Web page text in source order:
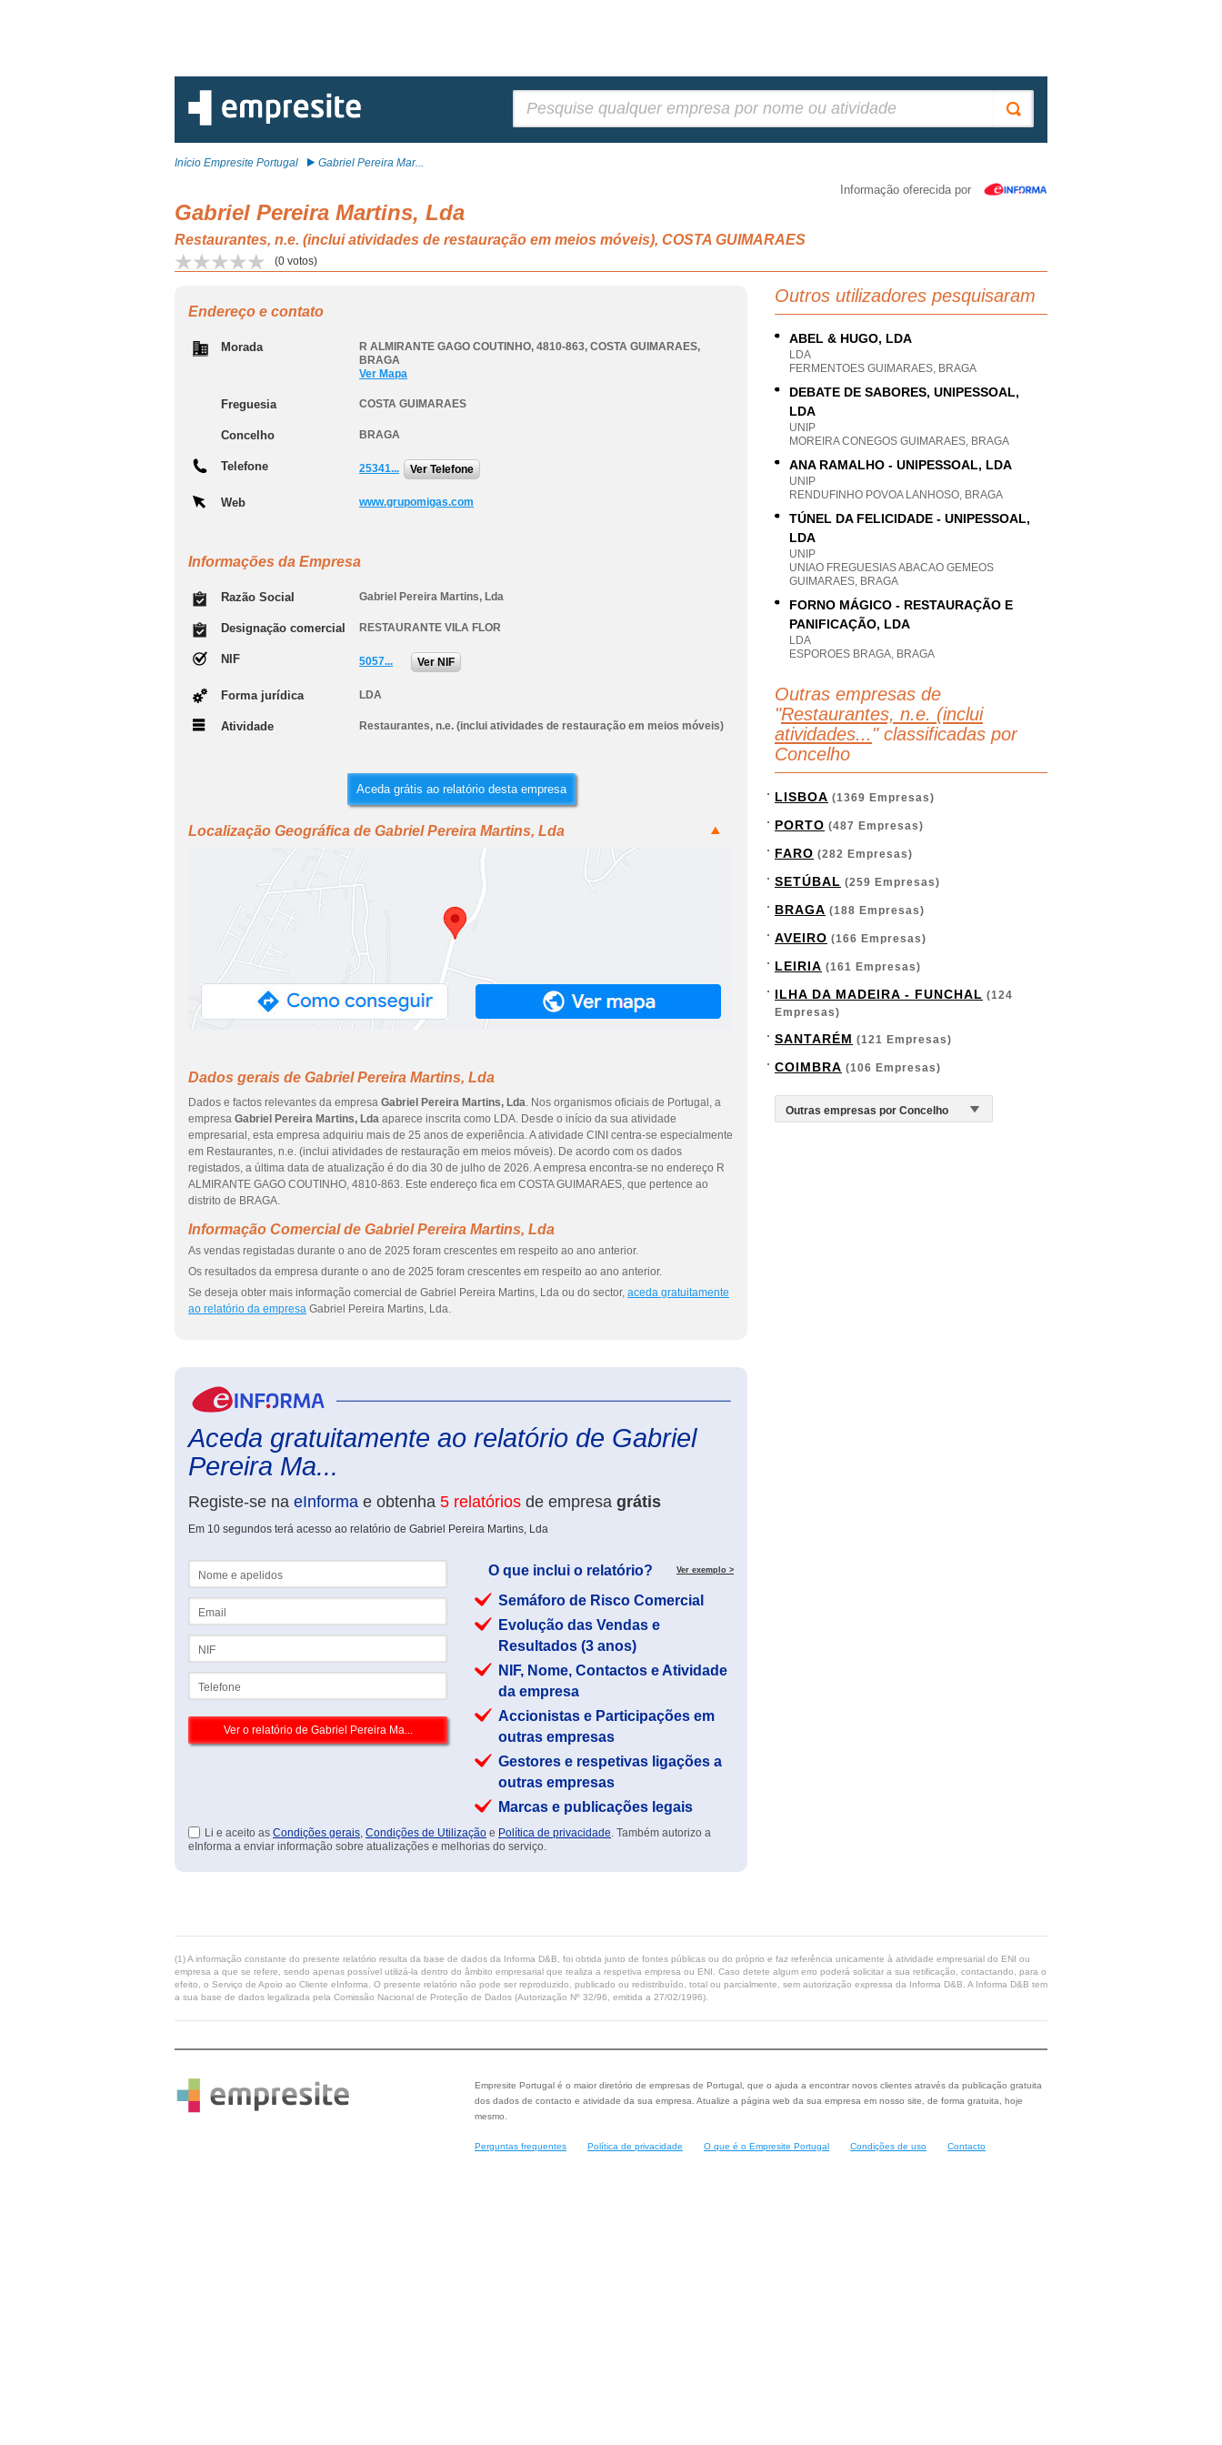
Início Empresite Portugal Gabriel Pereira Mar...
Informação oferecida por
Gabriel Pereira Martins, Lda
Restaurantes, n.e. (inclui atividades de restauração em meios móveis), COSTA GUIMARAES
(0 votos)
Endereço e contato
Morada R ALMIRANTE GAGO COUTINHO, 4810-863, COSTA GUIMARAES,
BRAGA
Ver Mapa
Freguesia COSTA GUIMARAES
Concelho BRAGA
Telefone 25341... Ver Telefone
Web www.grupomigas.com
Informações da Empresa
Razão Social Gabriel Pereira Martins, Lda
Designação comercial RESTAURANTE VILA FLOR
NIF 5057... Ver NIF
Forma jurídica LDA
Atividade Restaurantes, n.e. (inclui atividades de restauração em meios móveis)
Aceda grátis ao relatório desta empresa
Localização Geográfica de Gabriel Pereira Martins, Lda
Dados gerais de Gabriel Pereira Martins, Lda
Dados e factos relevantes da empresa Gabriel Pereira Martins, Lda. Nos organismos oficiais de Portugal, a
empresa Gabriel Pereira Martins, Lda aparece inscrita como LDA. Desde o início da sua atividade
empresarial, esta empresa adquiriu mais de 25 anos de experiência. A atividade CINI centra-se especialmente
em Restaurantes, n.e. (inclui atividades de restauração em meios móveis). De acordo com os dados
registados, a última data de atualização é do dia 30 de julho de 2026. A empresa encontra-se no endereço R
ALMIRANTE GAGO COUTINHO, 4810-863. Este endereço fica em COSTA GUIMARAES, que pertence ao
distrito de BRAGA.
Informação Comercial de Gabriel Pereira Martins, Lda
As vendas registadas durante o ano de 2025 foram crescentes em respeito ao ano anterior.
Os resultados da empresa durante o ano de 2025 foram crescentes em respeito ao ano anterior.
Se deseja obter mais informação comercial de Gabriel Pereira Martins, Lda ou do sector, aceda gratuitamente
ao relatório da empresa Gabriel Pereira Martins, Lda.
Aceda gratuitamente ao relatório de Gabriel
Pereira Ma...
Registe-se na eInforma e obtenha 5 relatórios de empresa grátis
Em 10 segundos terá acesso ao relatório de Gabriel Pereira Martins, Lda
O que inclui o relatório? Ver exemplo >
Semáforo de Risco Comercial
Evolução das Vendas e
Resultados (3 anos)
NIF, Nome, Contactos e Atividade
da empresa
Accionistas e Participações em
outras empresas
Gestores e respetivas ligações a
outras empresas
Marcas e publicações legais
Li e aceito as Condições gerais, Condições de Utilização e Política de privacidade. Também autorizo a
eInforma a enviar informação sobre atualizações e melhorias do serviço.
Outros utilizadores pesquisaram
ABEL & HUGO, LDA
LDA
FERMENTOES GUIMARAES, BRAGA
DEBATE DE SABORES, UNIPESSOAL,
LDA
UNIP
MOREIRA CONEGOS GUIMARAES, BRAGA
ANA RAMALHO - UNIPESSOAL, LDA
UNIP
RENDUFINHO POVOA LANHOSO, BRAGA
TÚNEL DA FELICIDADE - UNIPESSOAL,
LDA
UNIP
UNIAO FREGUESIAS ABACAO GEMEOS
GUIMARAES, BRAGA
FORNO MÁGICO - RESTAURAÇÃO E
PANIFICAÇÃO, LDA
LDA
ESPOROES BRAGA, BRAGA
Outras empresas de
"Restaurantes, n.e. (inclui
atividades... " classificadas por
Concelho
LISBOA (1369 Empresas)
PORTO (487 Empresas)
FARO (282 Empresas)
SETÚBAL (259 Empresas)
BRAGA (188 Empresas)
AVEIRO (166 Empresas)
LEIRIA (161 Empresas)
ILHA DA MADEIRA - FUNCHAL (124
Empresas)
SANTARÉM (121 Empresas)
COIMBRA (106 Empresas)
(1) A informação constante do presente relatório resulta da base de dados da Informa D&B, foi obtida junto de fontes públicas ou do próprio e faz referência unicamente à atividade empresarial do ENI ou
empresa a que se refere, sendo apenas possível utilizá-la dentro do âmbito empresarial que realiza a respetiva empresa ou ENI. Caso detete algum erro poderá solicitar a sua retificação, contactando, para o
efeito, o Serviço de Apoio ao Cliente eInforma. O presente relatório não pode ser reproduzido, publicado ou redistribuído, total ou parcialmente, sem autorização expressa da Informa D&B. A Informa D&B tem
a sua base de dados legalizada pela Comissão Nacional de Proteção de Dados (Autorização Nº 32/96, emitida a 27/02/1996).
Empresite Portugal é o maior diretório de empresas de Portugal, que o ajuda a encontrar novos clientes através da publicação gratuita
dos dados de contacto e atividade da sua empresa. Atualize a página web da sua empresa em nosso site, de forma gratuita, hoje
mesmo.
Perguntas frequentes Política de privacidade O que é o Empresite Portugal Condições de uso Contacto